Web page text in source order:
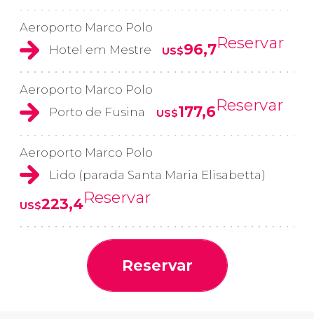
Aeroporto Marco Polo
Hotel em Mestre
US$96,7Reservar
Aeroporto Marco Polo
Porto de Fusina
US$177,6Reservar
Aeroporto Marco Polo
Lido (parada Santa Maria Elisabetta)
US$223,4Reservar
Reservar